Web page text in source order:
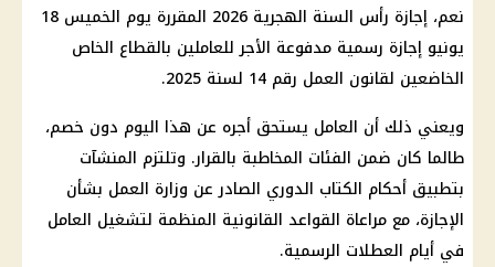
نعم، إجازة رأس السنة الهجرية 2026
المقررة يوم الخميس 18
يونيو إجازة رسمية مدفوعة الأجرللعاملين بالقطاع الخاص
الخاضعين لقانون العمل رقم 14 لسنة 2025.
ويعني ذلك أن العامل يستحق أجره عن هذا اليوم دون خصم،
طالما كان ضمن الفئات المخاطبة بالقرار. وتلتزم المنشآت
بتطبيق أحكام الكتاب الدوري الصادر عن وزارة العمل بشأن
الإجازة، مع مراعاة القواعد القانونية المنظمة لتشغيل العامل
في أيام العطلات الرسمية.